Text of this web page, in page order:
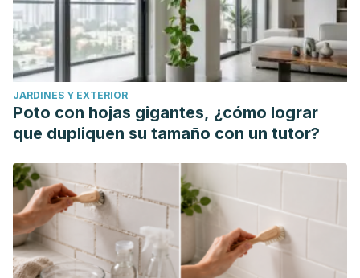
Anthocyanin pigments in strawberry. LWT – Food Science
and Technology. https://doi.org/10.1016/j.lwt.2005.09.018
Stewart, M. L., & Schroeder, N. M. (2013). Dietary treatments
for childhood constipation: Efficacy of dietary fiber and
whole grains. Nutrition Reviews.
https://doi.org/10.1111/nure.12010
JARDINES Y EXTERIOR
Poto con hojas gigantes, ¿cómo lograr
que dupliquen su tamaño con un tutor?